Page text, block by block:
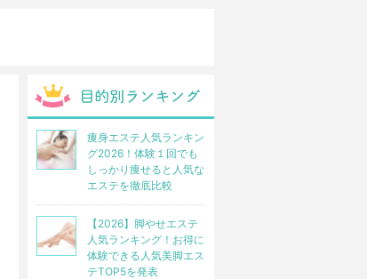
痩身エステ人気ランキン
グ2026！体験１回でも
しっかり痩せると人気な
エステを徹底比較
【2026】脚やせエステ
人気ランキング！お得に
体験できる人気美脚エス
テTOP5を発表